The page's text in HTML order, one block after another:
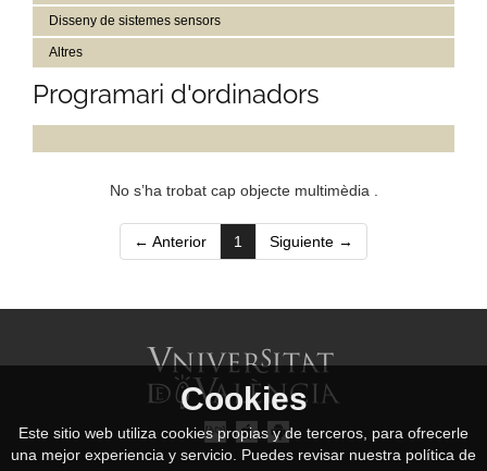
Disseny de sistemes sensors
Altres
Programari d'ordinadors
No s’ha trobat cap objecte multimèdia .
← Anterior 1 (current)
Siguiente →
Cookies
Este sitio web utiliza cookies propias y de terceros, para ofrecerle
una mejor experiencia y servicio. Puedes revisar nuestra política de